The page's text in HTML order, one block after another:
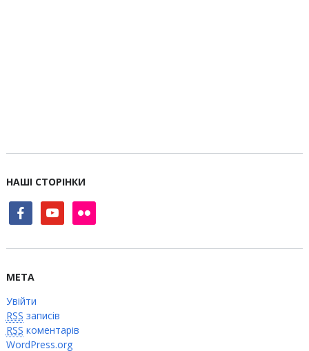
НАШІ СТОРІНКИ
facebookyoutube flickr
МЕТА
Увійти
RSS записів
RSS коментарів
WordPress.org